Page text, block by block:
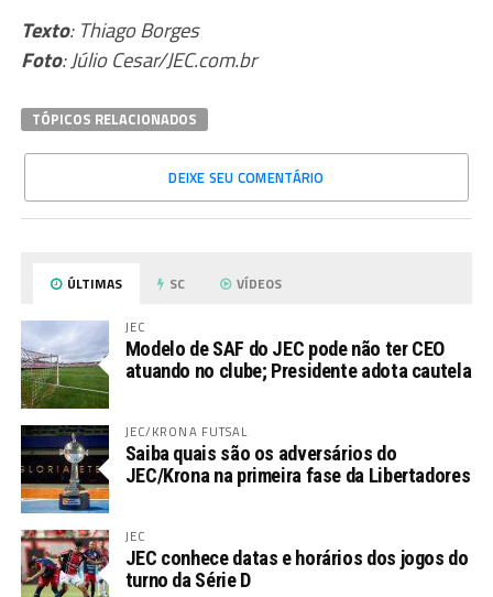
Texto: Thiago Borges
Foto: Júlio Cesar/JEC.com.br
TÓPICOS RELACIONADOS
DEIXE SEU COMENTÁRIO
ÚLTIMAS SC VÍDEOS
JEC
Modelo de SAF do JEC pode não ter CEO
atuando no clube; Presidente adota cautela
JEC/KRONA FUTSAL
Saiba quais são os adversários do
JEC/Krona na primeira fase da Libertadores
JEC
JEC conhece datas e horários dos jogos do
turno da Série D